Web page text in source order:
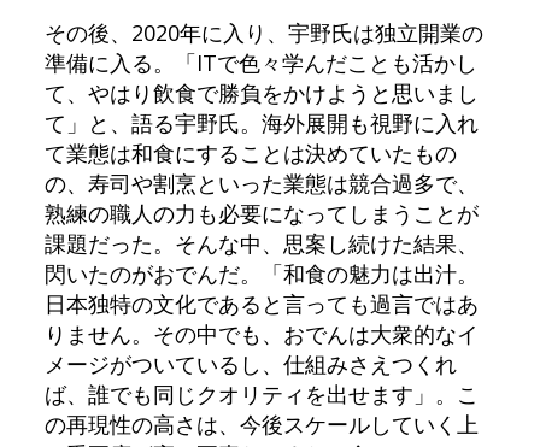
その後、2020年に入り、宇野氏は独立開業の
準備に入る。「ITで色々学んだことも活かし
て、やはり飲食で勝負をかけようと思いまし
て」と、語る宇野氏。海外展開も視野に入れ
て業態は和食にすることは決めていたもの
の、寿司や割烹といった業態は競合過多で、
熟練の職人の力も必要になってしまうことが
課題だった。そんな中、思案し続けた結果、
閃いたのがおでんだ。「和食の魅力は出汁。
日本独特の文化であると言っても過言ではあ
りません。その中でも、おでんは大衆的なイ
メージがついているし、仕組みさえつくれ
ば、誰でも同じクオリティを出せます」。こ
の再現性の高さは、今後スケールしていく上